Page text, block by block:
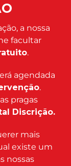
a nossa
facultar
.
agendada
.
pragas
Discrição.
mais
existe um
nossas